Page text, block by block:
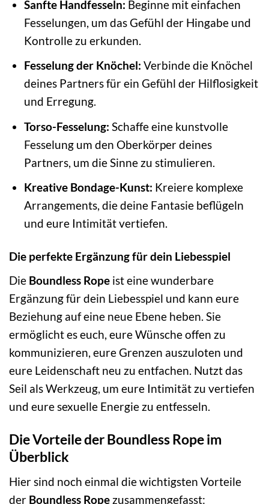
Sanfte Handfesseln: Beginne mit einfachen
Fesselungen, um das Gefühl der Hingabe und
Kontrolle zu erkunden.
Fesselung der Knöchel: Verbinde die Knöchel
deines Partners für ein Gefühl der Hilflosigkeit
und Erregung.
Torso-Fesselung: Schaffe eine kunstvolle
Fesselung um den Oberkörper deines
Partners, um die Sinne zu stimulieren.
Kreative Bondage-Kunst: Kreiere komplexe
Arrangements, die deine Fantasie beflügeln
und eure Intimität vertiefen.
Die perfekte Ergänzung für dein Liebesspiel
Die Boundless Rope ist eine wunderbare
Ergänzung für dein Liebesspiel und kann eure
Beziehung auf eine neue Ebene heben. Sie
ermöglicht es euch, eure Wünsche offen zu
kommunizieren, eure Grenzen auszuloten und
eure Leidenschaft neu zu entfachen. Nutzt das
Seil als Werkzeug, um eure Intimität zu vertiefen
und eure sexuelle Energie zu entfesseln.
Die Vorteile der Boundless Rope im
Überblick
Hier sind noch einmal die wichtigsten Vorteile
der Boundless Rope zusammengefasst: